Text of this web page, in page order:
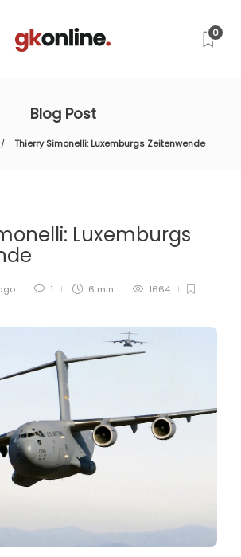
0
Blog Post
Thierry Simonelli: Luxemburgs Zeitenwende
Luxemburgs
1 6 min 1664